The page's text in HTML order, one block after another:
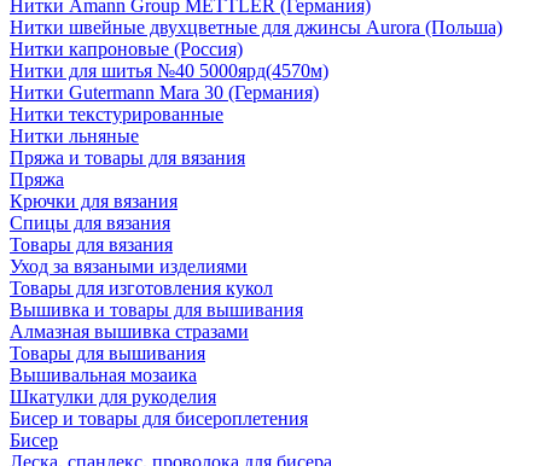
Нитки Amann Group METTLER (Германия)
Нитки швейные двухцветные для джинсы Aurora (Польша)
Нитки капроновые (Россия)
Нитки для шитья №40 5000ярд(4570м)
Нитки Gutermann Mara 30 (Германия)
Нитки текстурированные
Нитки льняные
Пряжа и товары для вязания
Пряжа
Крючки для вязания
Спицы для вязания
Товары для вязания
Уход за вязаными изделиями
Товары для изготовления кукол
Вышивка и товары для вышивания
Алмазная вышивка стразами
Товары для вышивания
Вышивальная мозаика
Шкатулки для рукоделия
Бисер и товары для бисероплетения
Бисер
Леска, спандекс, проволока для бисера